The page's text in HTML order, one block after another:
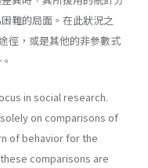
難的局面。在此狀況之
徑，或是其他的非參數式
in social research.
on comparisons of
of behavior for the
comparisons are